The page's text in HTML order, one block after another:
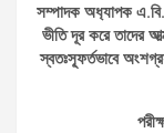
সম্পাদক অধ‍্যাপক
ভীতি দূর করে তাদের
স্বতঃস্ফূর্তভাবে